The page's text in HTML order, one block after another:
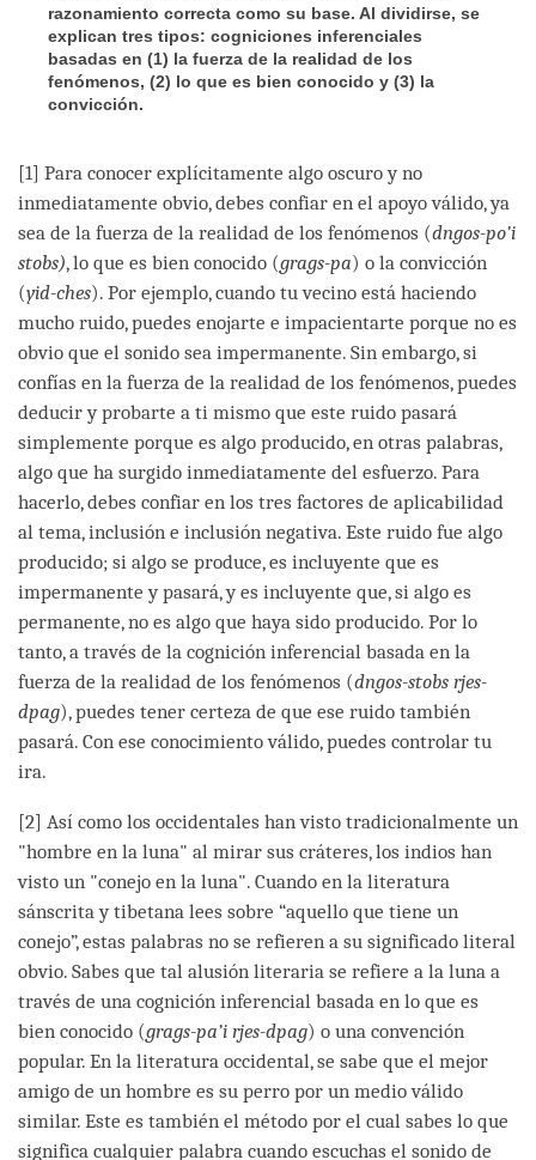
razonamiento correcta como su base. Al dividirse, se
explican tres tipos: cogniciones inferenciales
basadas en (1) la fuerza de la realidad de los
fenómenos, (2) lo que es bien conocido y (3) la
convicción.
[1] Para conocer explícitamente algo oscuro y no
inmediatamente obvio, debes confiar en el apoyo válido, ya
sea de la fuerza de la realidad de los fenómenos (dngos-po’i
stobs), lo que es bien conocido (grags-pa) o la convicción
(yid-ches). Por ejemplo, cuando tu vecino está haciendo
mucho ruido, puedes enojarte e impacientarte porque no es
obvio que el sonido sea impermanente. Sin embargo, si
confías en la fuerza de la realidad de los fenómenos, puedes
deducir y probarte a ti mismo que este ruido pasará
simplemente porque es algo producido, en otras palabras,
algo que ha surgido inmediatamente del esfuerzo. Para
hacerlo, debes confiar en los tres factores de aplicabilidad
al tema, inclusión e inclusión negativa. Este ruido fue algo
producido; si algo se produce, es incluyente que es
impermanente y pasará, y es incluyente que, si algo es
permanente, no es algo que haya sido producido. Por lo
tanto, a través de la cognición inferencial basada en la
fuerza de la realidad de los fenómenos (dngos-stobs rjes-
dpag), puedes tener certeza de que ese ruido también
pasará. Con ese conocimiento válido, puedes controlar tu
ira.
[2] Así como los occidentales han visto tradicionalmente un
"hombre en la luna" al mirar sus cráteres, los indios han
visto un "conejo en la luna". Cuando en la literatura
sánscrita y tibetana lees sobre “aquello que tiene un
conejo”, estas palabras no se refieren a su significado literal
obvio. Sabes que tal alusión literaria se refiere a la luna a
través de una cognición inferencial basada en lo que es
bien conocido (grags-pa’i rjes-dpag) o una convención
popular. En la literatura occidental, se sabe que el mejor
amigo de un hombre es su perro por un medio válido
similar. Este es también el método por el cual sabes lo que
significa cualquier palabra cuando escuchas el sonido de